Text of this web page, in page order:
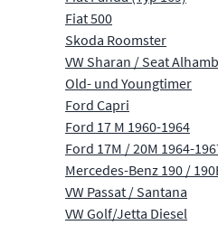
Fiat 500
Skoda Roomster
VW Sharan / Seat
Old- und Youngtimer
Ford Capri
Ford 17 M 1960-1964
Ford 17M / 20M 1964-
Mercedes-Benz 190 /
VW Passat / Santana
VW Golf/Jetta Diesel